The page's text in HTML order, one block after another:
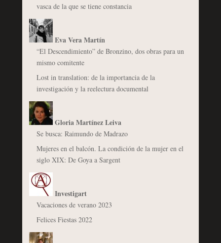
vasca de la que se tiene constancia
Eva Vera Martín
“El Descendimiento” de Bronzino, dos obras para un
mismo comitente
Lost in translation: de la importancia de la
investigación y la reelectura documental
Gloria Martínez Leiva
Se busca: Raimundo de Madrazo
Mujeres en el balcón. La condición de la mujer en el
siglo XIX: De Goya a Sargent
Investigart
Vacaciones de verano 2023
Felices Fiestas 2022